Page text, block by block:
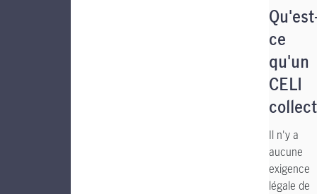
ce
qu'un
CELI
Il n'y a
aucune
exigence
légale de